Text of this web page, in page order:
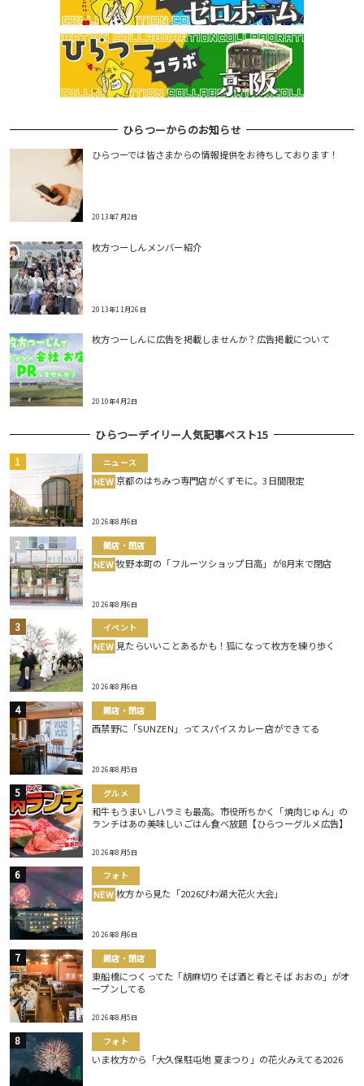
ひらつーからのお知らせ
ひらつーでは皆さまからの情報提供をお待ちしております！
2013年7月2日
枚方つーしんメンバー紹介
2013年11月26日
枚方つーしんに広告を掲載しませんか？広告掲載について
2010年4月2日
ひらつーデイリー人気記事ベスト15
ニュース
NEW 京都のはちみつ専門店がくずモに。3日間限定
2026年8月6日
開店・閉店
NEW 牧野本町の「フルーツショップ日高」が8月末で閉店
2026年8月6日
イベント
NEW 見たらいいことあるかも！狐になって枚方を練り歩く
2026年8月6日
開店・閉店
西禁野に「SUNZEN」ってスパイスカレー店ができてる
2026年8月5日
グルメ
和牛もうまいしハラミも最高。市役所ちかく「焼肉じゅん」の
ランチはあの美味しいごはん食べ放題【ひらつーグルメ広告】
2026年8月5日
フォト
NEW 枚方から見た「2026びわ湖大花火大会」
2026年8月6日
開店・閉店
東船橋につくってた「胡麻切りそば酒と肴とそば おおの」がオ
ープンしてる
2026年8月5日
フォト
いま枚方から「大久保駐屯地 夏まつり」の花火みえてる2026